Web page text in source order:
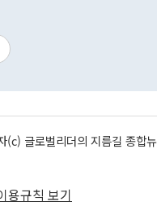
(c) 글로벌리더의 지름길 종
용규칙 보기